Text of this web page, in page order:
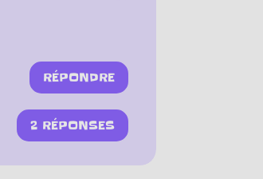
RÉPONDRE
2 RÉPONSES